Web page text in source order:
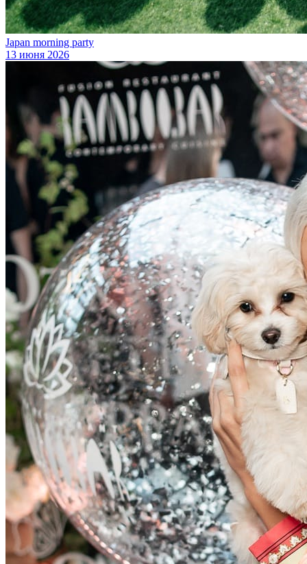
Japan morning party
13 июня 2026